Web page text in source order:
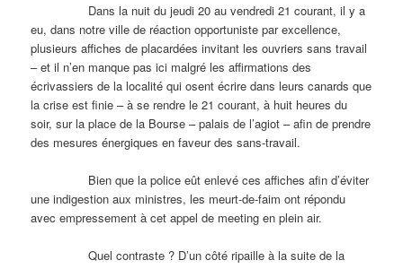
Dans la nuit du jeudi 20 au vendredi 21 courant, il y a
eu, dans notre ville de réaction opportuniste par excellence,
plusieurs affiches de placardées invitant les ouvriers sans travail
– et il n’en manque pas ici malgré les affirmations des
écrivassiers de la localité qui osent écrire dans leurs canards que
la crise est finie – à se rendre le 21 courant, à huit heures du
soir, sur la place de la Bourse – palais de l’agiot – afin de prendre
des mesures énergiques en faveur des sans-travail.
Bien que la police eût enlevé ces affiches afin d’éviter
une indigestion aux ministres, les meurt-de-faim ont répondu
avec empressement à cet appel de meeting en plein air.
Quel contraste ? D’un côté ripaille à la suite de la